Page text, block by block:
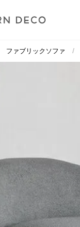
ファブリックソファ